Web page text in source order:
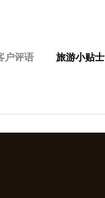
户评语 旅游小贴士